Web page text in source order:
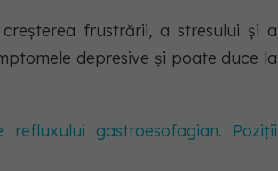
frustrării, a stresului și a
depresive și poate duce la
gastroesofagian. Poziții